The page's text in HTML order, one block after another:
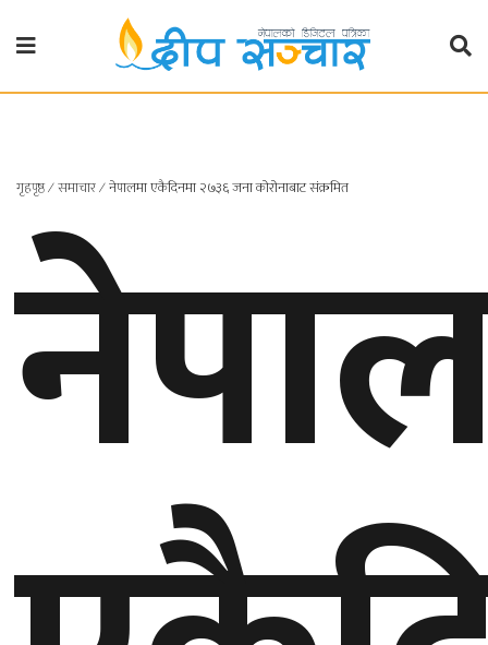
गृहपृष्ठ
प्रदेश
१
प्रदेश
२
प्रदेश
५
गृहपृष्ठ∕समाचार∕नेपालमा एकैदिनमा २७३६ जना कोरोनाबाट संक्रमित